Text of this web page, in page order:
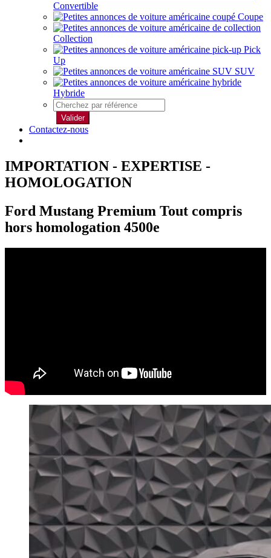
Convertible
Coupe
Collection
Pick
Up
SUV
Hybride
Valider
Contactez-nous
IMPORTATION - EXPERTISE -
HOMOLOGATION
Ford Mustang Premium Tout compris
hors homologation 4500e